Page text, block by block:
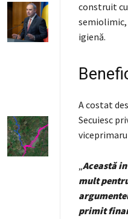
construit
semiolimic,
igienă.
A costat
Secuiesc
„Această
mult
primit